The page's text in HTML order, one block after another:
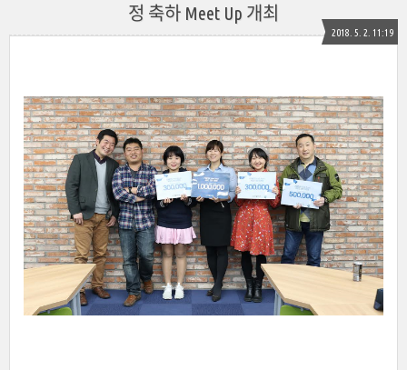
정 축하 Meet Up 개최
2018. 5. 2. 11:19